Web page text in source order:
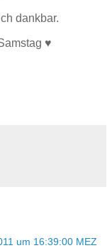
dankbar.
♥
um 16:39:00 MEZ